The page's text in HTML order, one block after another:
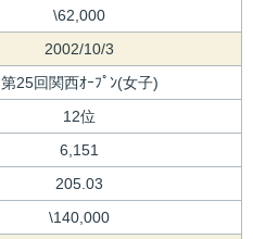
\62,000
2002/10/3
第25回関西ｵｰﾌﾟﾝ(女子)
12位
6,151
205.03
\140,000